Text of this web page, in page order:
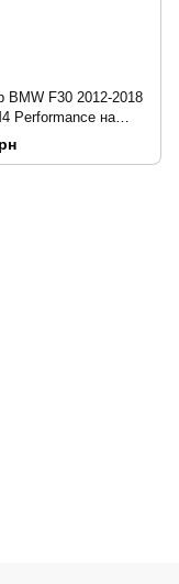
BMW F30 2012-2018
Performance на
/ ABS-пластик